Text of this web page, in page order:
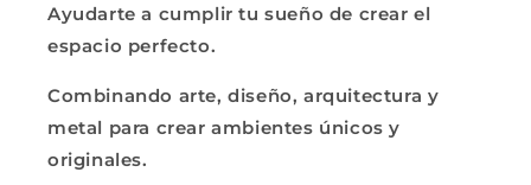
Ayudarte a cumplir tu sueño de crear el
espacio perfecto.
Combinando arte, diseño, arquitectura y
metal para crear ambientes únicos y
originales.